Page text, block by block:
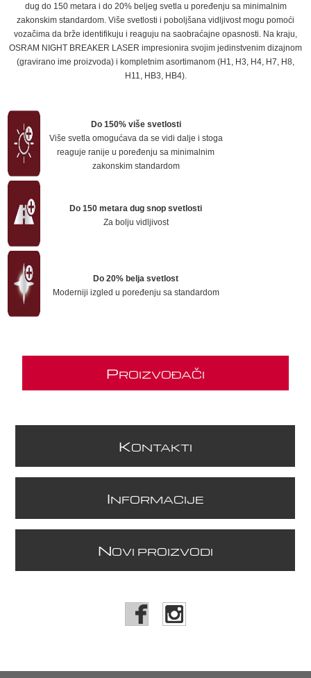
dug do 150 metara i do 20% beljeg svetla u poređenju sa minimalnim
zakonskim standardom. Više svetlosti i poboljšana vidljivost mogu pomoći
vozačima da brže identifikuju i reaguju na saobraćajne opasnosti. Na kraju,
OSRAM NIGHT BREAKER LASER impresionira svojim jedinstvenim dizajnom
(gravirano ime proizvoda) i kompletnim asortimanom (H1, H3, H4, H7, H8,
H11, HB3, HB4).
Do 150% više svetlosti
Više svetla omogućava da se vidi dalje i stoga
reaguje ranije u poređenju sa minimalnim
zakonskim standardom
Do 150 metara dug snop svetlosti
Za bolju vidljivost
Do 20% belja svetlost
Moderniji izgled u poređenju sa standardom
PROIZVOĐAČI
KONTAKTI
INFORMACIJE
NOVI PROIZVODI